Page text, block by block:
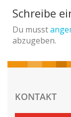
Schreibe
Du musst
abzugeben.
KONTAKT